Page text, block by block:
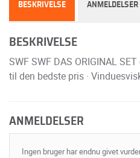
BESKRIVELSE ANMELDELSER
BESKRIVELSE
SWF SWF DAS ORIGINAL
til den bedste pris ·
ANMELDELSER
Ingen bruger har endnu givet